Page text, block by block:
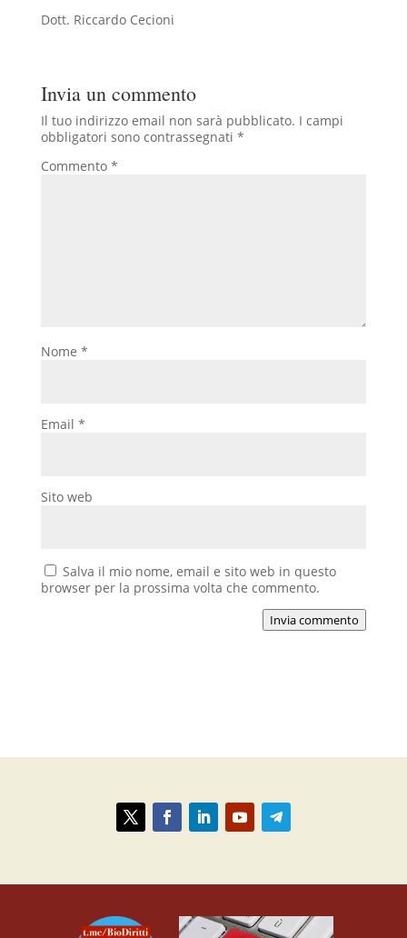
Dott. Riccardo Cecioni
Invia un commento
Il tuo indirizzo email non sarà pubblicato. I campi
obbligatori sono contrassegnati *
Commento *
Nome *
Email *
Sito web
Salva il mio nome, email e sito web in questo
browser per la prossima volta che commento.
Invia commento